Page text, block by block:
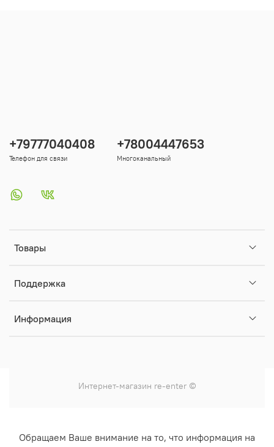
Товары
Поддержка
Информация
+79777040408
Телефон для связи
+78004447653
Многоканальный
Интернет-магазин re-enter ©
Обращаем Ваше внимание на то, что информация на